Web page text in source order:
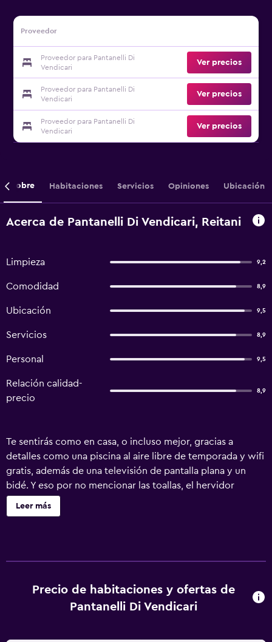
Proveedor
Proveedor para Pantanelli Di
Vendicari
Ver precios
Proveedor para Pantanelli Di
Vendicari
Ver precios
Proveedor para Pantanelli Di
Vendicari
Ver precios
Sobre Habitaciones Servicios Opiniones Ubicación
Acerca de Pantanelli Di Vendicari, Reitani
Limpieza 9,2
Comodidad 8,9
Ubicación 9,5
Servicios 8,9
Personal 9,5
Relación calidad-
precio
8,9
Te sentirás como en casa, o incluso mejor, gracias a
detalles como una piscina al aire libre de temporada y wifi
gratis, además de una televisión de pantalla plana y un
bidé. Y eso por no mencionar las toallas, el hervidor
eléctrico, las camas supletorias y la cuna.
Leer más
Precio de habitaciones y ofertas de
Pantanelli Di Vendicari